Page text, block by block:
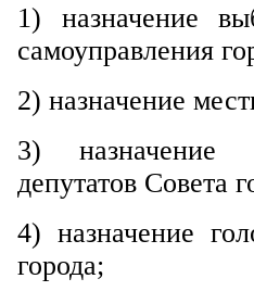
1) назначение
самоуправления
2) назначение
3) назначение
депутатов Совета
4) назначение
города;